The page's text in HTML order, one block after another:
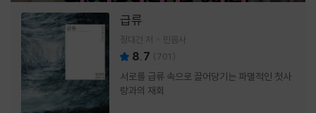
급류
정대건 저 민음사
8.7 (701 )
서로를 급류 속으로 끌어당기는 파멸적인 첫사
랑과의 재회